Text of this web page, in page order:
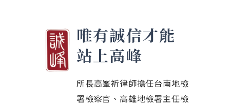
唯有誠信才能
站上高峰
所長高峯祈律師擔任台南地檢
署檢察官、高雄地檢署主任檢